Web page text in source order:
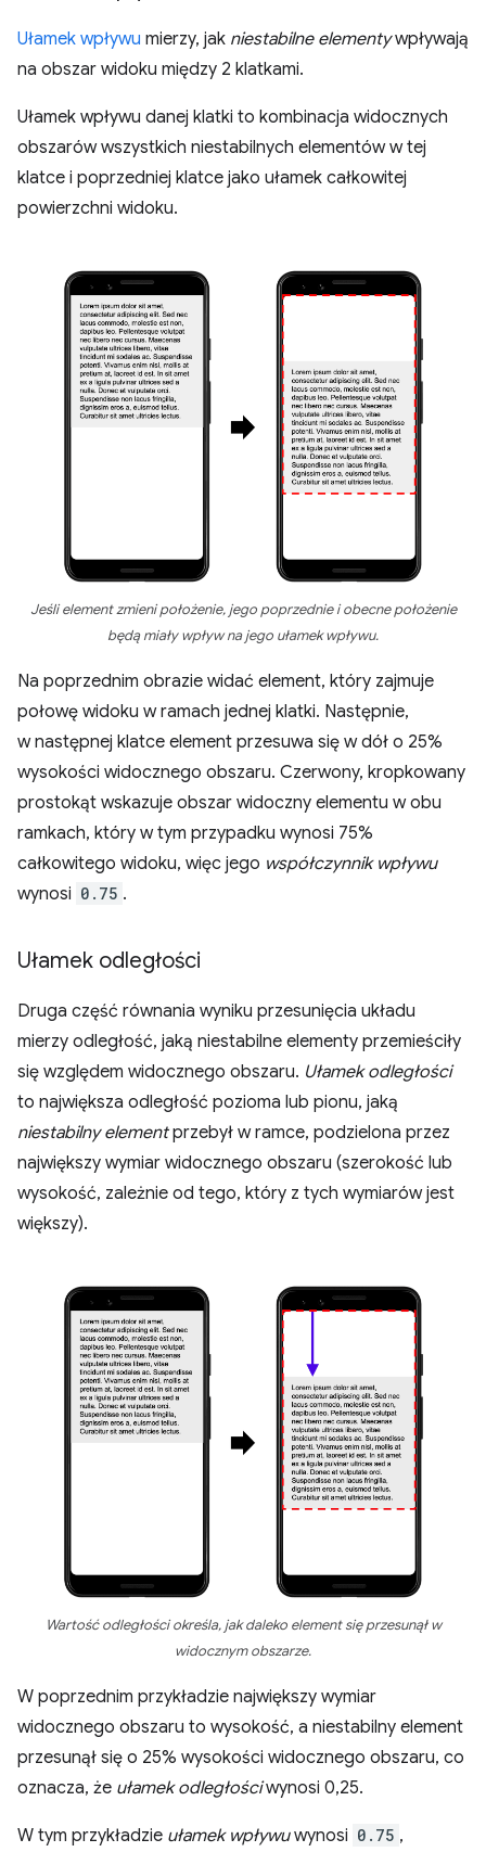
Ułamek wpływu mierzy, jak niestabilne elementywpływają
na obszar widoku między 2 klatkami.
Ułamek wpływu danej klatki to kombinacja widocznych
obszarów wszystkich niestabilnych elementów w tej
klatce i poprzedniej klatce jako ułamek całkowitej
powierzchni widoku.
Jeśli element zmieni położenie, jego poprzednie i obecne położenie
będą miały wpływ na jego ułamek wpływu.
Na poprzednim obrazie widać element, który zajmuje
połowę widoku w ramach jednej klatki. Następnie,
w następnej klatce element przesuwa się w dół o 25%
wysokości widocznego obszaru. Czerwony, kropkowany
prostokąt wskazuje obszar widoczny elementu w obu
ramkach, który w tym przypadku wynosi 75%
całkowitego widoku, więc jego współczynnik wpływu
wynosi 0.75 .
Ułamek odległości
Druga część równania wyniku przesunięcia układu
mierzy odległość, jaką niestabilne elementy przemieściły
się względem widocznego obszaru. Ułamek odległości
to największa odległość pozioma lub pionu, jaką
niestabilny elementprzebył w ramce, podzielona przez
największy wymiar widocznego obszaru (szerokość lub
wysokość, zależnie od tego, który z tych wymiarów jest
większy).
Wartość odległości określa, jak daleko element się przesunął w
widocznym obszarze.
W poprzednim przykładzie największy wymiar
widocznego obszaru to wysokość, a niestabilny element
przesunął się o 25% wysokości widocznego obszaru, co
oznacza, że ułamek odległościwynosi 0,25.
W tym przykładzie ułamek wpływuwynosi 0.75 ,